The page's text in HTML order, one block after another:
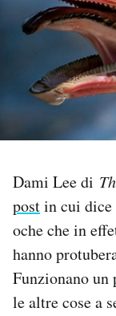
PODCAST
NEWSLETTER
I MIEI
SHOP
AREA
Dami Lee di
postin cui dice
oche che in
hanno
Funzionano un
le altre cose a